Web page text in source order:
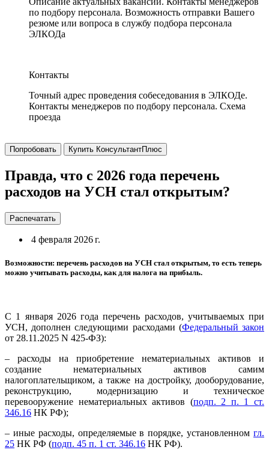
по подбору персонала. Возможность отправки Вашего
резюме или вопроса в службу подбора персонала
ЭЛКОДа
Контакты
Точный адрес проведения собеседования в ЭЛКОДе.
Контакты менеджеров по подбору персонала. Схема
проезда
Попробовать Купить КонсультантПлюс
Правда, что с 2026 года перечень
расходов на УСН стал открытым?
Распечатать
4 февраля 2026 г.
Возможности: перечень расходов на УСН стал открытым, то есть теперь
можно учитывать расходы, как для налога на прибыль.
С 1 января 2026 года перечень расходов, учитываемых при
УСН, дополнен следующими расходами (Федеральный закон
от 28.11.2025 N 425-ФЗ):
– расходы на приобретение нематериальных активов и
создание нематериальных активов самим
налогоплательщиком, а также на достройку, дооборудование,
реконструкцию, модернизацию и техническое
перевооружение нематериальных активов (подп. 2 п. 1 ст.
346.16 НК РФ);
– иные расходы, определяемые в порядке, установленном гл.
25 НК РФ (подп. 45 п. 1 ст. 346.16 НК РФ).